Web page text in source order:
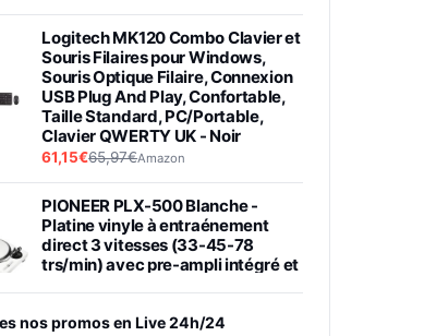
Logitech MK120 Combo Clavier et
Souris Filaires pour Windows,
Souris Optique Filaire, Connexion
USB Plug And Play, Confortable,
Taille Standard, PC/Portable,
Clavier QWERTY UK - Noir
61,15€65,97€Amazon
PIONEER PLX-500 Blanche -
Platine vinyle à entraénement
direct 3 vitesses (33-45-78
trs/min) avec pre-ampli intégré et
nos promos en Live 24h/24